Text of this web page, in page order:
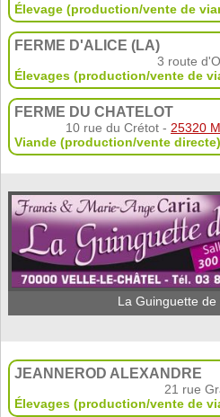
Élevage (production/vente de
FERME D'ALICE (LA)
3 route
Élevages (production/vente de
FERME DU CHATELOT
10 rue du Crétot - 25320
Viande (production/vente directe)
La Guinguette
JEANNEROD ALEXANDRE
21 rue
Élevages (production/vente de